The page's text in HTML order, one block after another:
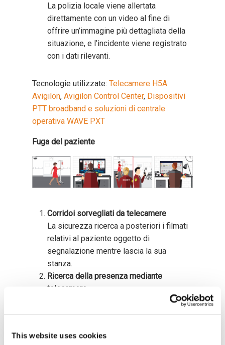
This website uses cookies
La polizia locale viene allertata
direttamente con un video al fine di
offrire un’immagine più dettagliata della
situazione, e l’incidente viene registrato
con i dati rilevanti.
Tecnologie utilizzate: Telecamere H5A
Avigilon, Avigilon Control Center, Dispositivi
PTT broadband e soluzioni di centrale
operativa WAVE PXT
Fuga del paziente
Corridoi sorvegliati da telecamere
La sicurezza ricerca a posteriori i filmati
relativi al paziente oggetto di
segnalazione mentre lascia la sua
stanza.
Ricerca della presenza mediante
telecamere
La sicurezza utilizza l’immagine del
spostamenti e per determinarne la